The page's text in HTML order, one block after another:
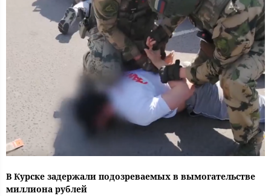
В Курске задержали подозреваемых в вымогательстве
миллиона рублей